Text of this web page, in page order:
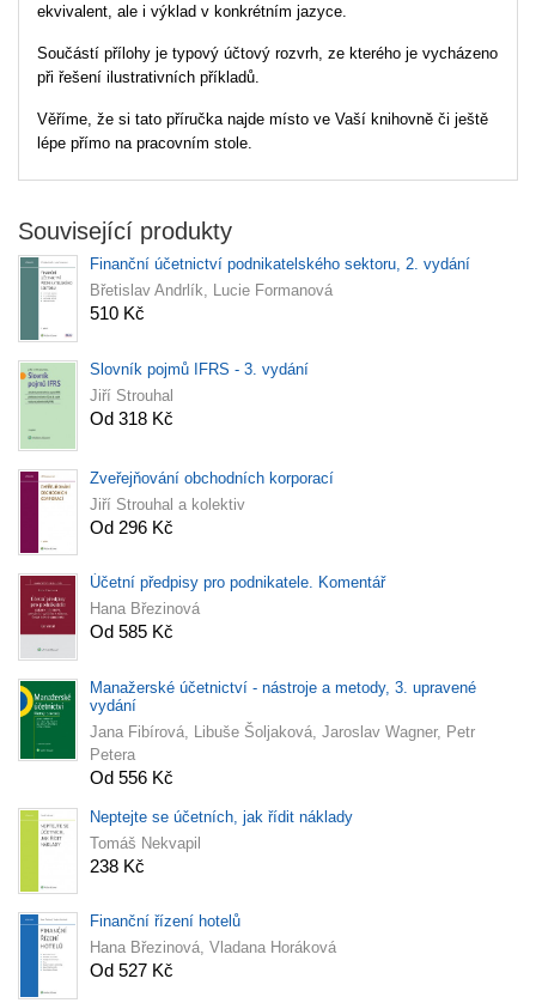
ekvivalent, ale i výklad v konkrétním jazyce.
Součástí přílohy je typový účtový rozvrh, ze kterého je vycházeno
při řešení ilustrativních příkladů.
Věříme, že si tato příručka najde místo ve Vaší knihovně či ještě
lépe přímo na pracovním stole.
Související produkty
Finanční účetnictví podnikatelského sektoru, 2. vydání
Břetislav Andrlík, Lucie Formanová
510 Kč
Slovník pojmů IFRS - 3. vydání
Jiří Strouhal
Od 318 Kč
Zveřejňování obchodních korporací
Jiří Strouhal a kolektiv
Od 296 Kč
Účetní předpisy pro podnikatele. Komentář
Hana Březinová
Od 585 Kč
Manažerské účetnictví - nástroje a metody, 3. upravené
vydání
Jana Fibírová, Libuše Šoljaková, Jaroslav Wagner, Petr
Petera
Od 556 Kč
Neptejte se účetních, jak řídit náklady
Tomáš Nekvapil
238 Kč
Finanční řízení hotelů
Hana Březinová, Vladana Horáková
Od 527 Kč